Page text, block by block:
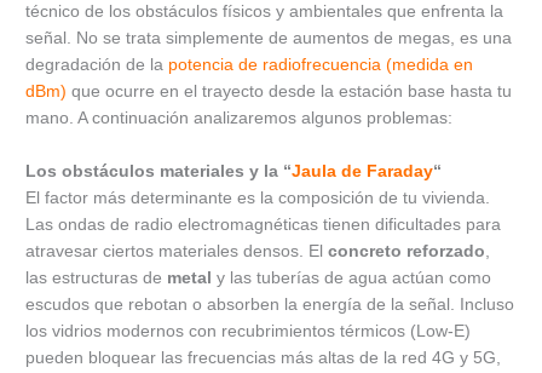
técnico de los obstáculos físicos y ambientales que enfrenta la
señal. No se trata simplemente de aumentos de megas, es una
degradación de la potencia de radiofrecuencia (medida en
dBm)que ocurre en el trayecto desde la estación base hasta tu
mano. A continuación analizaremos algunos problemas:
Los obstáculos materiales y la “Jaula de Faraday“
El factor más determinante es la composición de tu vivienda.
Las ondas de radio electromagnéticas tienen dificultades para
atravesar ciertos materiales densos. Elconcreto reforzado
las estructuras de metal y las tuberías de agua actúan como
escudos que rebotan o absorben la energía de la señal. Incluso
los vidrios modernos con recubrimientos térmicos (Low-E)
pueden bloquear las frecuencias más altas de la red 4G y 5G,